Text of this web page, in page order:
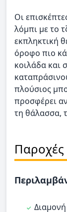
Οι
λόμπι με το
εκπληκτική
όροφο πιο
κοιλάδα και
πλούσιος
προσφέρει
τη θάλασσα,
Παροχές